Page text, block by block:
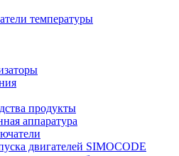
температуры
продукты
аппаратура
двигателей SIMOCODE